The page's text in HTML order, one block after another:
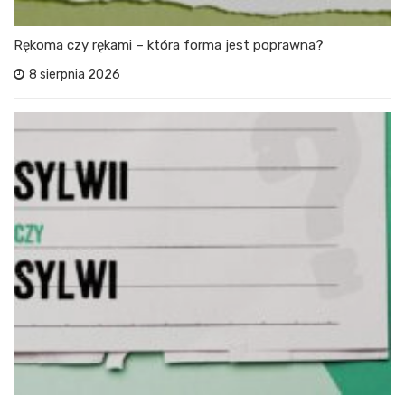
Rękoma czy rękami – która forma jest poprawna?
8 sierpnia 2026